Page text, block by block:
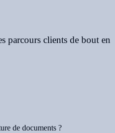
parcours clients de bout en
de documents ?